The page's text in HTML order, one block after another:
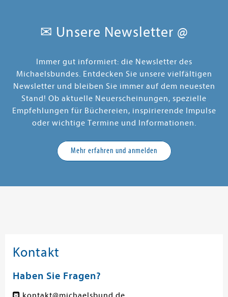
✉ Unsere Newsletter @
Immer gut informiert: die Newsletter des
Michaelsbundes. Entdecken Sie unsere vielfältigen
Newsletter und bleiben Sie immer auf dem neuesten
Stand! Ob aktuelle Neuerscheinungen, spezielle
Empfehlungen für Büchereien, inspirierende Impulse
oder wichtige Termine und Informationen.
Mehr erfahren und anmelden
Kontakt
Haben Sie Fragen?